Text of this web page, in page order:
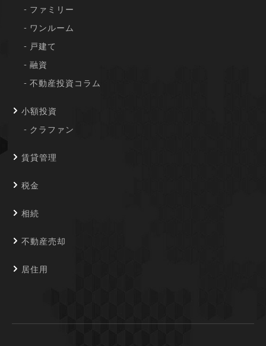
ファミリー
ワンルーム
戸建て
融資
不動産投資コラム
小額投資
クラファン
賃貸管理
税金
相続
不動産売却
居住用